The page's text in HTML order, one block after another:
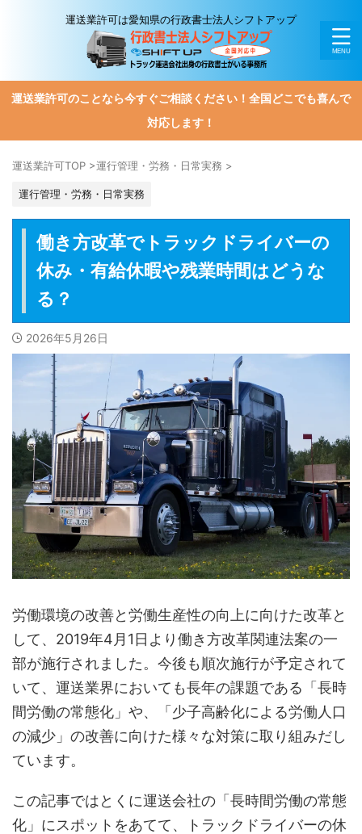
運送業許可は愛知県の行政書士法人シフトアップ
運送業許可のことなら今すぐご相談ください！全国どこでも喜んで
対応します！
運送業許可TOP >運行管理・労務・日常実務 >
運行管理・労務・日常実務
働き方改革でトラックドライバーの
休み・有給休暇や残業時間はどうな
る？
2026年5月26日
労働環境の改善と労働生産性の向上に向けた改革と
して、2019年4月1日より働き方改革関連法案の一
部が施行されました。今後も順次施行が予定されて
いて、運送業界においても長年の課題である「長時
間労働の常態化」や、「少子高齢化による労働人口
の減少」の改善に向けた様々な対策に取り組みだし
ています。
この記事ではとくに運送会社の「長時間労働の常態
化」にスポットをあてて、トラックドライバーの休